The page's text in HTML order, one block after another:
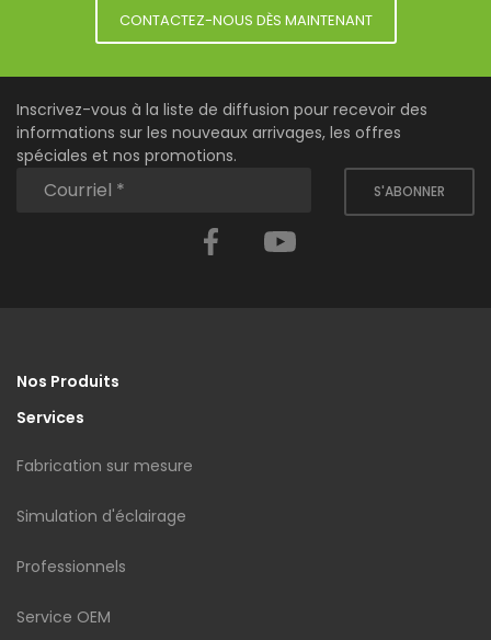
CONTACTEZ-NOUS DÈS MAINTENANT
Inscrivez-vous à la liste de diffusion pour recevoir des
informations sur les nouveaux arrivages, les offres
spéciales et nos promotions.
S'ABONNER
Facebook
Nos Produits
Services
Fabrication sur mesure
Simulation d'éclairage
Professionnels
Service OEM